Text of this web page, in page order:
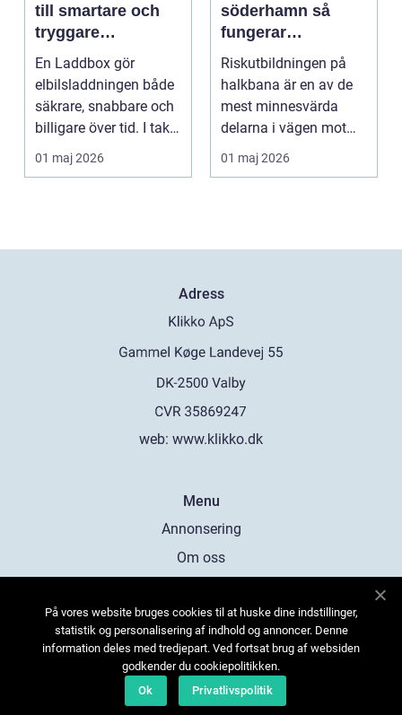
till smartare och
tryggare
elbilsladdning
hemma
En Laddbox gör
elbilsladdningen både
säkrare, snabbare och
billigare över tid. I takt
med att fler s...
01 maj 2026
söderhamn så
fungerar
riskutbildningen
och därför spelar
den roll
Riskutbildningen på
halkbana är en av de
mest minnesvärda
delarna i vägen mot
körkort. Många
01 maj 2026
Adress
web: www.klikko.dk
Menu
Annonsering
Om oss
Kontakta oss
Sitemap
På vores website bruges cookies til at huske dine indstillinger,
statistik og personalisering af indhold og annoncer. Denne
information deles med tredjepart. Ved fortsat brug af websiden
godkender du cookiepolitikken.
Ok
Privatlivspolitik